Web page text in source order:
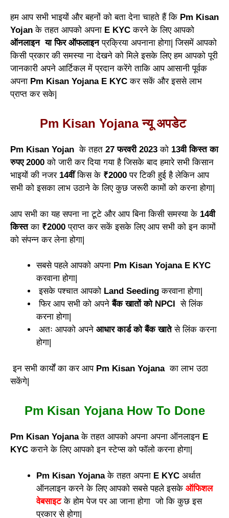
हम आप सभी भाइयों और बहनों को बता देना चाहते हैं कि Pm Kisan
Yojan के तहत आपको अपना E KYC करने के लिए आपको
ऑनलाइन या फिर ऑफलाइनप्रक्रिया अपनाना होगा| जिसमें आपको
किसी प्रकार की समस्या ना देखने को मिले इसके लिए हम आपको पूरी
जानकारी अपने आर्टिकल में प्रदान करेंगे ताकि आप आसानी पूर्वक
अपना Pm Kisan Yojana E KYC कर सकें और इससे लाभ
प्राप्त कर सके|
Pm Kisan Yojana न्यू अपडेट
Pm Kisan Yojan के तहत 27 फरवरी 2023 को 13वी किस्त का
रुपए 2000 को जारी कर दिया गया है जिसके बाद हमारे सभी किसान
भाइयों की नजर 14वींकिस के ₹2000पर टिकी हुई है लेकिन आप
सभी को इसका लाभ उठाने के लिए कुछ जरूरी कामों को करना होगा|
आप सभी का यह सपना ना टूटे और आप बिना किसी समस्या के 14वी
किस्तका ₹2000 प्राप्त कर सकें इसके लिए आप सभी को इन कामों
को संपन्न कर लेना होगा|
सबसे पहले आपको अपना Pm Kisan Yojana E KYC
करवाना होगा|
इसके पश्चात आपको Land Seeding करवाना होगा|
फिर आप सभी को अपनेबैंक खातों को NPCIसे लिंक
करना होगा|
अतः आपको अपने आधार कार्ड को बैंक खातेसे लिंक करना
होगा|
इन सभी कार्यों का कर आपPm Kisan Yojanaका लाभ उठा
सकेंगे|
Pm Kisan Yojana How To Done
Pm Kisan Yojanaके तहत आपको अपना अपना ऑनलाइन E
KYC कराने के लिए आपको इन स्टेप्स को फॉलो करना होगा|
Pm Kisan Yojanaके तहत अपना E KYC अर्थात
ऑनलाइन करने के लिए आपको सबसे पहले इसके ऑफिशल
वेबसाइटके होम पेज पर आ जाना होगा जो कि कुछ इस
प्रकार से होगा|